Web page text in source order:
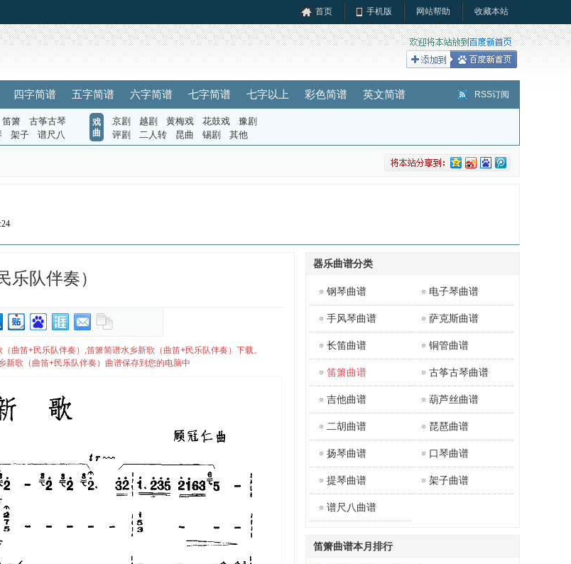
首页 手机版 网站帮助 收藏本站
四字简谱 五字简谱 六字简谱 七字简谱 七字以上 彩色简谱 英文简谱 RSS订阅
笛箫
古筝古琴
架子 谱尺八
戏
曲
京剧 越剧 黄梅戏 花鼓戏
豫剧
评剧
二人转 昆曲 锡剧 其他
乐队伴奏）
曲笛+民乐队伴奏）,笛箫简谱水乡新歌（曲笛+民乐队伴奏）下载。
新歌（曲笛+民乐队伴奏）曲谱保存到您的电脑中
器乐曲谱分类
钢琴曲谱 电子琴曲谱
手风琴曲谱 萨克斯曲谱
长笛曲谱 铜管曲谱
笛箫曲谱 古筝古琴曲谱
吉他曲谱 葫芦丝曲谱
二胡曲谱 琵琶曲谱
扬琴曲谱 口琴曲谱
提琴曲谱 架子曲谱
谱尺八曲谱
笛箫曲谱本月排行